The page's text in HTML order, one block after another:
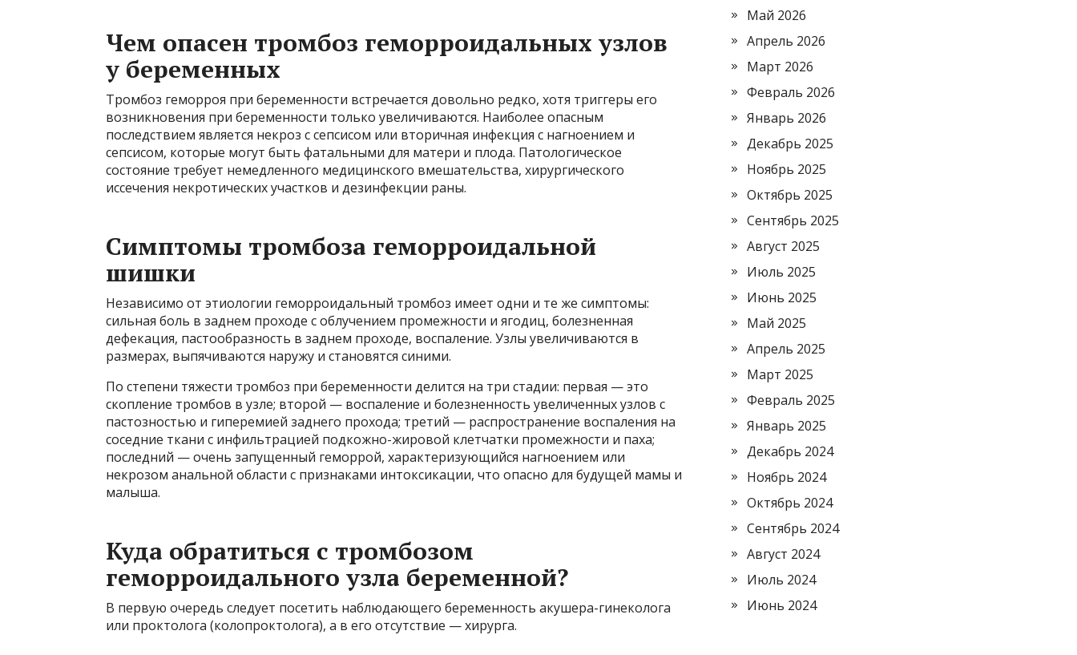
Чем опасен тромбоз геморроидальных узлов
у беременных
Тромбоз геморроя при беременности встречается довольно редко, хотя триггеры его
возникновения при беременности только увеличиваются. Наиболее опасным
последствием является некроз с сепсисом или вторичная инфекция с нагноением и
сепсисом, которые могут быть фатальными для матери и плода. Патологическое
состояние требует немедленного медицинского вмешательства, хирургического
иссечения некротических участков и дезинфекции раны.
Симптомы тромбоза геморроидальной
шишки
Независимо от этиологии геморроидальный тромбоз имеет одни и те же симптомы:
сильная боль в заднем проходе с облучением промежности и ягодиц, болезненная
дефекация, пастообразность в заднем проходе, воспаление. Узлы увеличиваются в
размерах, выпячиваются наружу и становятся синими.
По степени тяжести тромбоз при беременности делится на три стадии: первая — это
скопление тромбов в узле; второй — воспаление и болезненность увеличенных узлов с
пастозностью и гиперемией заднего прохода; третий — распространение воспаления на
соседние ткани с инфильтрацией подкожно-жировой клетчатки промежности и паха;
последний — очень запущенный геморрой, характеризующийся нагноением или
некрозом анальной области с признаками интоксикации, что опасно для будущей мамы и
малыша.
Куда обратиться с тромбозом
геморроидального узла беременной?
В первую очередь следует посетить наблюдающего беременность акушера-гинеколога
или проктолога (колопроктолога), а в его отсутствие — хирурга.
Май 2026
Апрель 2026
Март 2026
Февраль 2026
Январь 2026
Декабрь 2025
Ноябрь 2025
Октябрь 2025
Сентябрь 2025
Август 2025
Июль 2025
Июнь 2025
Май 2025
Апрель 2025
Март 2025
Февраль 2025
Январь 2025
Декабрь 2024
Ноябрь 2024
Октябрь 2024
Сентябрь 2024
Август 2024
Июль 2024
Июнь 2024